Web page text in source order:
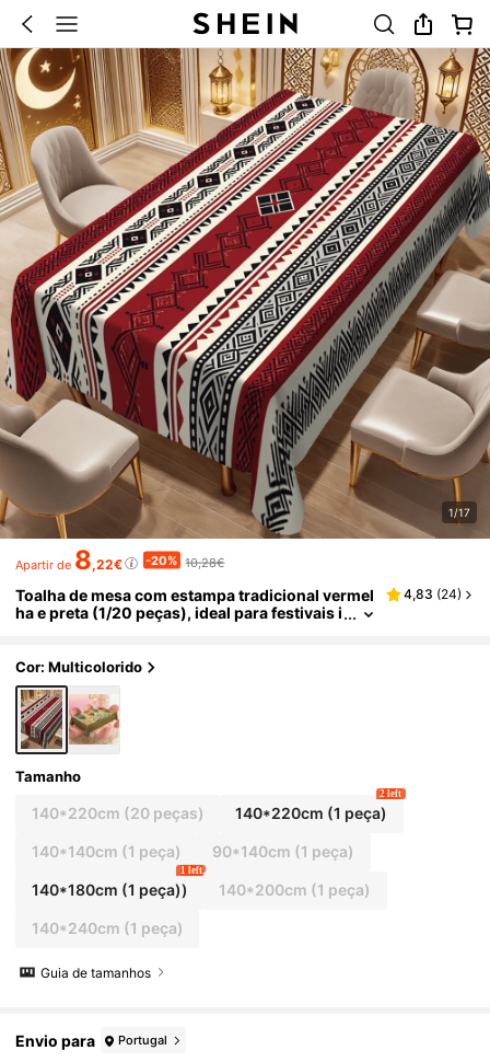
1/17
Apartir de 8,22€ -20% 10,28€
Toalha de mesa com estampa tradicional vermel
ha e preta (1/20 peças), ideal para festivais i
ara decoração de casa.
4,83 (24)
Cor: Multicolorido
Tamanho
140*220cm (20 peças) 140*220cm (1 peça)
2 left
140*140cm (1 peça) 90*140cm (1 peça)
140*180cm (1 peça))
1 left
140*200cm (1 peça)
140*240cm (1 peça)
Guia de tamanhos
Envio para Portugal